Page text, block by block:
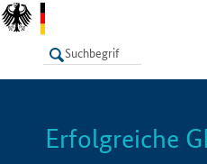
LISTE
Erfolgreiche